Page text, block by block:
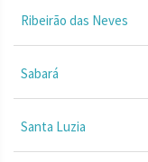
Ribeirão das Neves
Sabará
Santa Luzia